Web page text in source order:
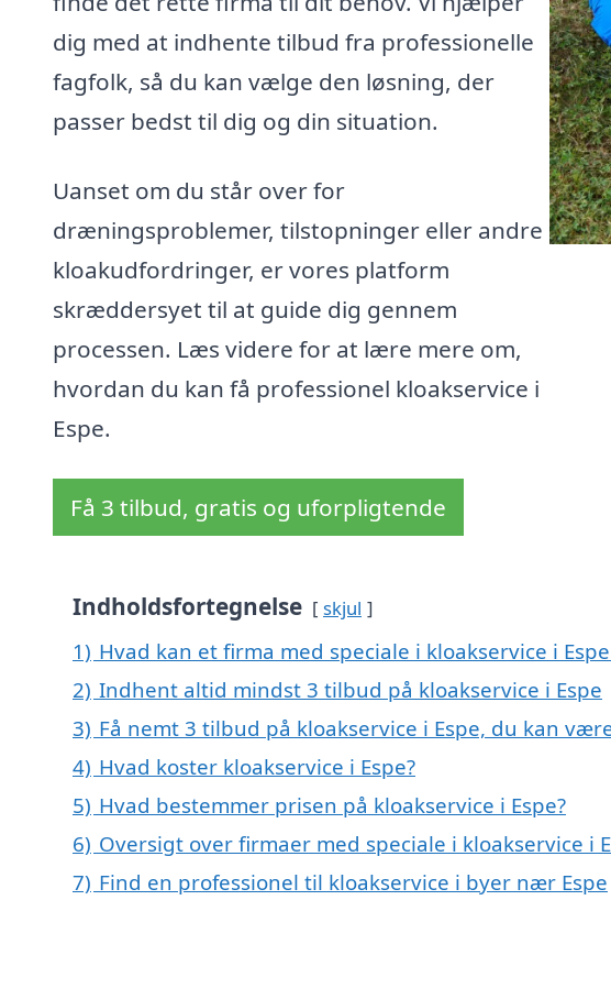
dig med at indhente tilbud fra professionelle
fagfolk, så du kan vælge den løsning, der
passer bedst til dig og din situation.
Uanset om du står over for
dræningsproblemer, tilstopninger eller andre
kloakudfordringer, er vores platform
skræddersyet til at guide dig gennem
processen. Læs videre for at lære mere om,
hvordan du kan få professionel kloakservice i
Espe.
Få 3 tilbud, gratis og uforpligtende
Indholdsfortegnelse skjul
1) Hvad kan et firma med speciale i kloakservice i
2) Indhent altid mindst 3 tilbud på kloakservice i Espe
3) Få nemt 3 tilbud på kloakservice i Espe, du kan
4) Hvad koster kloakservice i Espe?
5) Hvad bestemmer prisen på kloakservice i Espe?
6) Oversigt over firmaer med speciale i kloakservice i
7) Find en professionel til kloakservice i byer nær Espe